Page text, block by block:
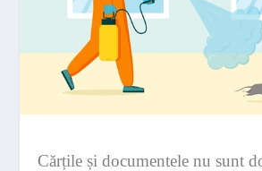
Cărțile și documentele nu sunt